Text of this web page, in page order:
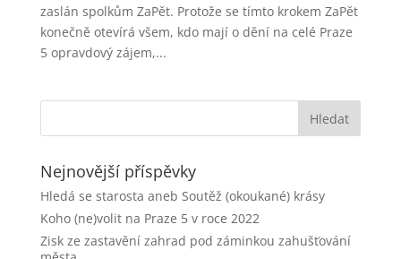
zaslán spolkům ZaPět. Protože se tímto krokem ZaPět
konečně otevírá všem, kdo mají o dění na celé Praze
5 opravdový zájem,...
Nejnovější příspěvky
Hledá se starosta aneb Soutěž (okoukané) krásy
Koho (ne)volit na Praze 5 v roce 2022
Zisk ze zastavění zahrad pod záminkou zahušťování